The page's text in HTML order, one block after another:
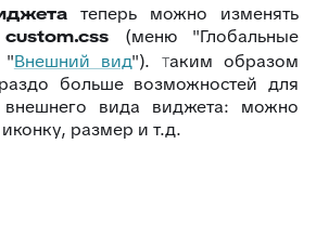
теперь можно изменять
custom.css (меню "Глобальные
"Внешний вид"). Таким образом
больше возможностей для
внешнего вида виджета: можно
размер и т.д.